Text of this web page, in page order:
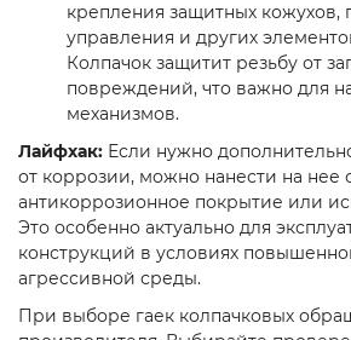
крепления защитных кожухов,
управления и других
Колпачок защитит резьбу от
повреждений, что важно для
механизмов.
Лайфхак: Если нужно
от коррозии, можно нанести на нее
антикоррозионное покрытие или
Это особенно актуально для
конструкций в условиях
агрессивной среды.
При выборе гаек колпачковых